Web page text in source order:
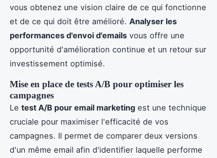
vous obtenez une vision claire de ce qui fonctionne
et de ce qui doit être amélioré. Analyser les
performances d'envoi d'emails vous offre une
opportunité d'amélioration continue et un retour sur
investissement optimisé.
Mise en place de tests A/B pour optimiser les
campagnes
Le test A/B pour email marketing est une technique
cruciale pour maximiser l'efficacité de vos
campagnes. Il permet de comparer deux versions
d'un même email afin d'identifier laquelle performe